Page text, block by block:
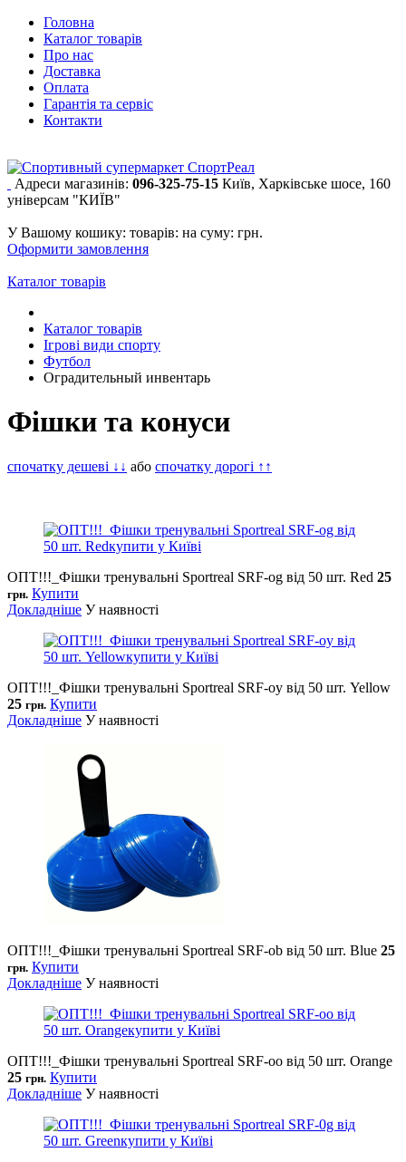
Головна
Каталог товарів
Про нас
Доставка
Оплата
Гарантія та сервіс
Контакти
Адреси магазинів: 096-325-75-15 Київ, Харківське шосе, 160
універсам "КИЇВ"
У Вашому кошику: товарів: на суму: грн.
Оформити замовлення
Каталог товарів
Каталог товарів
Ігрові види спорту
Футбол
Оградительный инвентарь
Фішки та конуси
спочатку дешеві ↓↓ або спочатку дорогі ↑↑
ОПТ!!!_Фішки тренувальні Sportreal SRF-оg від 50 шт. Red 25
грн. Купити
Докладніше У наявності
ОПТ!!!_Фішки тренувальні Sportreal SRF-оy від 50 шт. Yellow
25 грн. Купити
Докладніше У наявності
ОПТ!!!_Фішки тренувальні Sportreal SRF-оb від 50 шт. Blue 25
грн. Купити
Докладніше У наявності
ОПТ!!!_Фішки тренувальні Sportreal SRF-oo від 50 шт. Orange
25 грн. Купити
Докладніше У наявності